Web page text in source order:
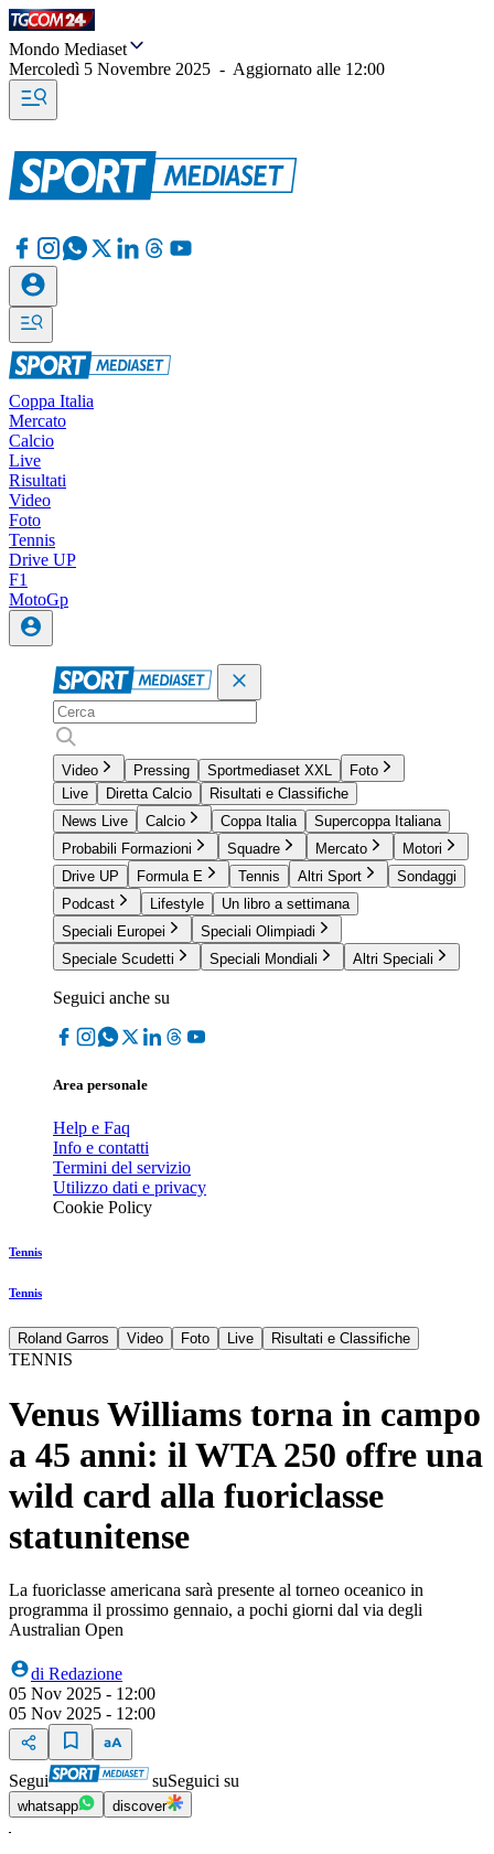
Mondo Mediaset
Mercoledì 5 Novembre 2025 - Aggiornato alle 12:00
Coppa Italia
Mercato
Calcio
Live
Risultati
Video
Foto
Tennis
Drive UP
F1
MotoGp
Video Pressing Sportmediaset XXL
Foto
Live
Diretta Calcio
Risultati e Classifiche
News Live
Calcio Coppa Italia
Supercoppa Italiana
Probabili Formazioni
Squadre Mercato
Motori
Drive UP
Formula E Tennis Altri Sport
Sondaggi
Podcast
Lifestyle
Un libro a settimana
Speciali Europei
Speciali Olimpiadi
Speciale Scudetti
Speciali Mondiali Altri Speciali
Seguici anche su
Area personale
Help e Faq
Info e contatti
Termini del servizio
Utilizzo dati e privacy
Cookie Policy
Tennis
Tennis
Roland Garros Video Foto Live Risultati e Classifiche
TENNIS
Venus Williams torna in campo
a 45 anni: il WTA 250 offre una
wild card alla fuoriclasse
statunitense
La fuoriclasse americana sarà presente al torneo oceanico in
programma il prossimo gennaio, a pochi giorni dal via degli
Australian Open
di Redazione
05 Nov 2025 - 12:00
05 Nov 2025 - 12:00
Segui suSeguici su
whatsapp discover